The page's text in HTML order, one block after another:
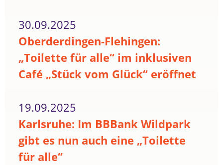
30.09.2025
Oberderdingen-Flehingen:
„Toilette für alle“ im inklusiven
Café „Stück vom Glück“ eröffnet
19.09.2025
Karlsruhe: Im BBBank Wildpark
gibt es nun auch eine „Toilette
für alle“